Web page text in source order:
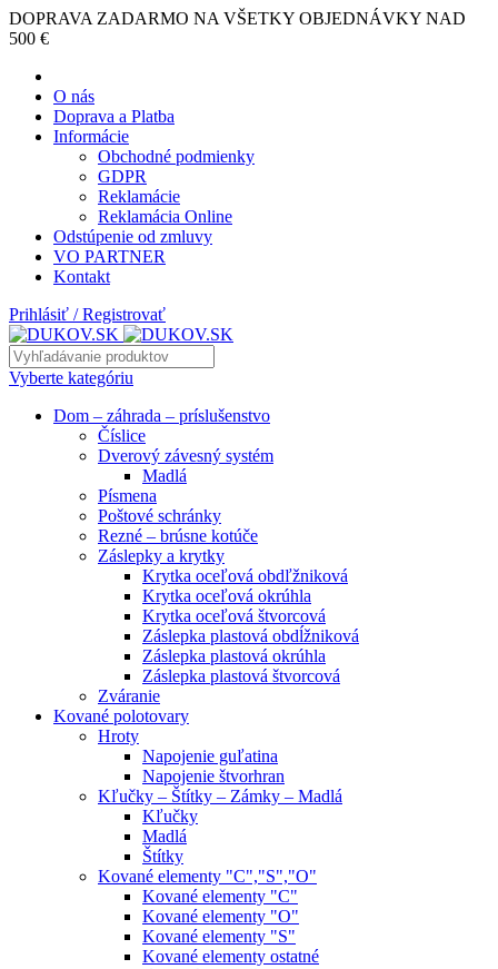
DOPRAVA ZADARMO NA VŠETKY OBJEDNÁVKY NAD
500 €
O nás
Doprava a Platba
Informácie
Obchodné podmienky
GDPR
Reklamácie
Reklamácia Online
Odstúpenie od zmluvy
VO PARTNER
Kontakt
Prihlásiť / Registrovať
Vyberte kategóriu
Dom – záhrada – príslušenstvo
Číslice
Dverový závesný systém
Madlá
Písmena
Poštové schránky
Rezné – brúsne kotúče
Záslepky a krytky
Krytka oceľová obdľžniková
Krytka oceľová okrúhla
Krytka oceľová štvorcová
Záslepka plastová obdĺžniková
Záslepka plastová okrúhla
Záslepka plastová štvorcová
Zváranie
Kované polotovary
Hroty
Napojenie guľatina
Napojenie štvorhran
Kľučky – Štítky – Zámky – Madlá
Kľučky
Madlá
Štítky
Kované elementy "C","S","O"
Kované elementy "C"
Kované elementy "O"
Kované elementy "S"
Kované elementy ostatné